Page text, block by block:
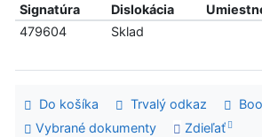
Signatúra Dislokácia
479604
Sklad
Do košíka Trvalý odkaz
Vybrané dokumenty
Zdieľať